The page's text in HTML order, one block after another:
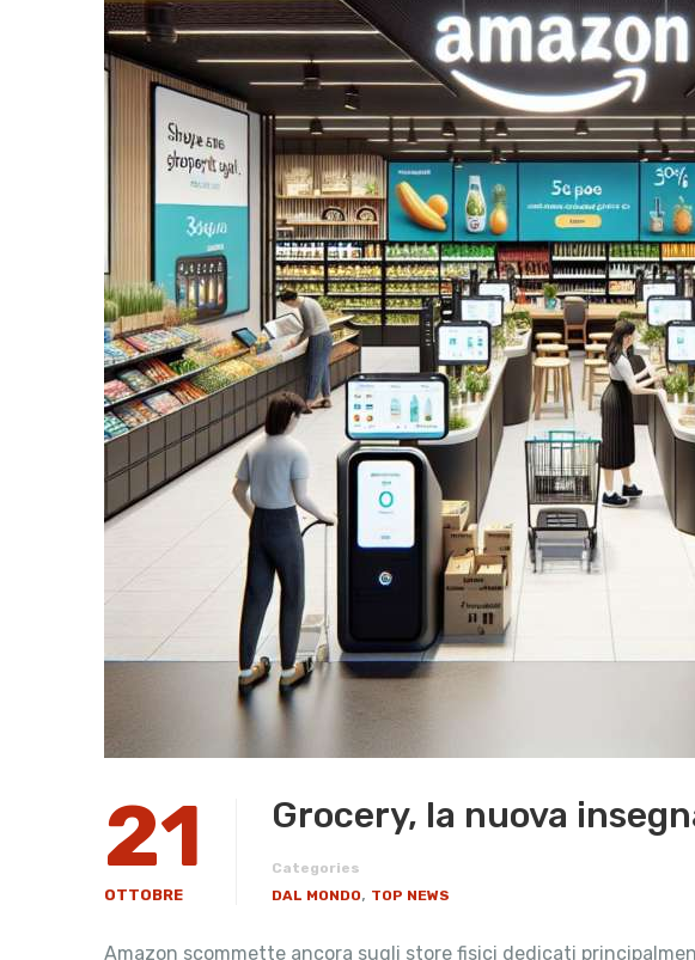
21
OTTOBRE
Grocery, la nuova
Categories
DAL MONDO, TOP NEWS
Amazon scommette ancora sugli store fisici dedicati